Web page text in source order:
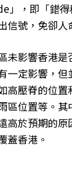
」，即「錯
信號，免卻人
未影響香港
一定影響，
高壓脊的位
區位置等。其
高於預期的
蓋香港。